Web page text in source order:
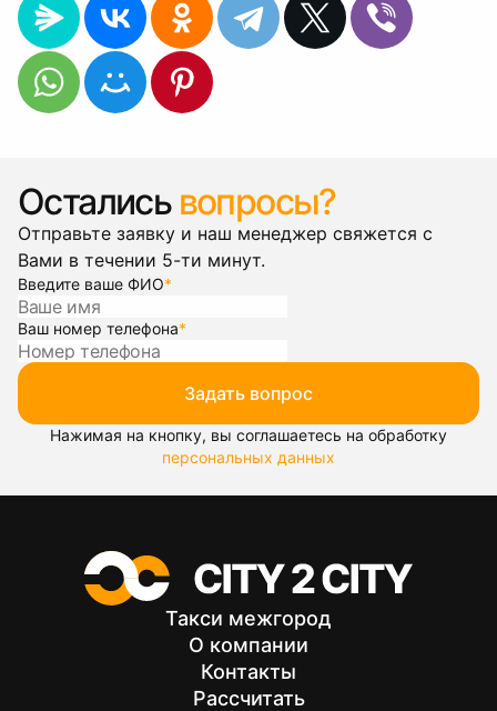
Остались вопросы?
Отправьте заявку и наш менеджер свяжется с
Вами в течении 5-ти минут.
Введите ваше ФИО*
Ваш номер телефона*
Задать вопрос
Нажимая на кнопку, вы соглашаетесь на обработку
персональных данных
Такси межгород
О компании
Контакты
Рассчитать